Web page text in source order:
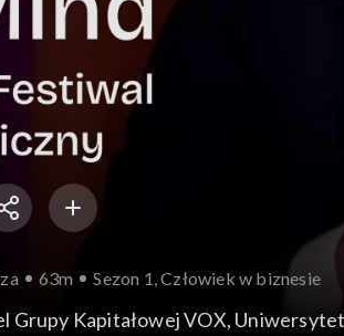
63m Sezon 1, Człowiek w biznesie
Grupy Kapitałowej VOX,